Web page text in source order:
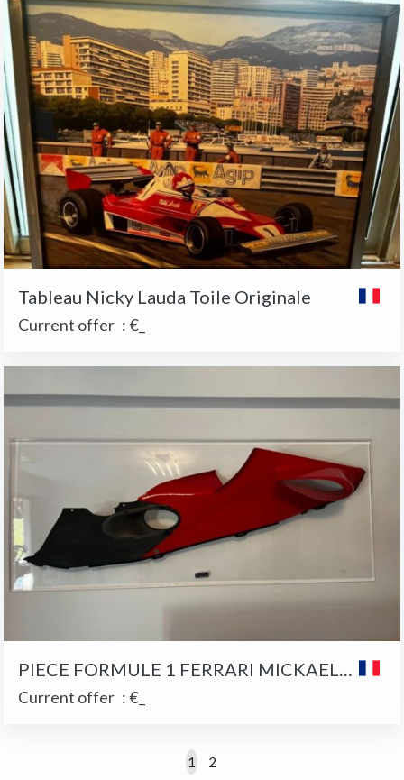
Tableau Nicky Lauda Toile Originale
Current offer :€_
PIECE FORMULE 1 FERRARI MICKAEL SCHUMACHER
Current offer :€_
1 2